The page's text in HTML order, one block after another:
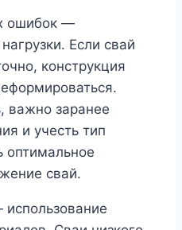
ошибок —
Если свай
конструкция
важно заранее
и учесть тип
оптимальное
свай.